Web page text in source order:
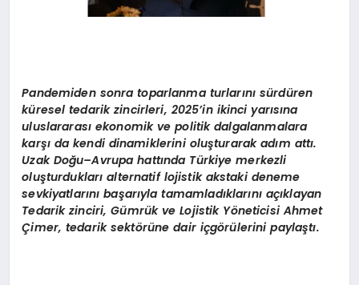
Pandemiden sonra toparlanma turlarını sürdüren
küresel tedarik zincirleri, 2025’in ikinci yarısına
uluslararası ekonomik ve politik dalgalanmalara
karşı da kendi dinamiklerini oluşturarak adım attı.
Uzak Doğu–Avrupa hattında Türkiye merkezli
oluşturdukları alternatif lojistik akstaki deneme
sevkiyatlarını başarıyla tamamladıklarını açıklayan
Tedarik zinciri, Gümrük ve Lojistik Yöneticisi Ahmet
Çimer, tedarik sektörüne dair içgörülerini paylaştı.